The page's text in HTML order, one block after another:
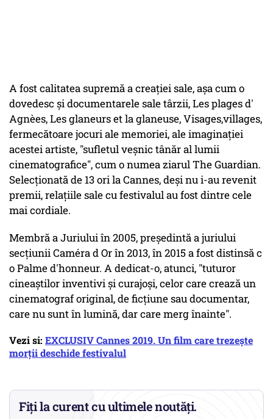
A fost calitatea supremă a creației sale, așa cum o
dovedesc și documentarele sale târzii, Les plages d'
Agnèes, Les glaneurs et la glaneuse, Visages,villages,
fermecătoare jocuri ale memoriei, ale imaginației
acestei artiste, "sufletul veșnic tânăr al lumii
cinematografice", cum o numea ziarul The Guardian.
Selecționată de 13 ori la Cannes, deși nu i-au revenit
premii, relațiile sale cu festivalul au fost dintre cele
mai cordiale.
Membră a Juriului în 2005, președintă a juriului
secțiunii Caméra d Or în 2013, în 2015 a fost distinsă c
o Palme d'honneur. A dedicat-o, atunci, "tuturor
cineaștilor inventivi și curajoși, celor care crează un
cinematograf original, de ficțiune sau documentar,
care nu sunt în lumină, dar care merg înainte".
Vezi si: EXCLUSIV Cannes 2019. Un film care trezește
morții deschide festivalul
Fiți la curent cu ultimele noutăți.